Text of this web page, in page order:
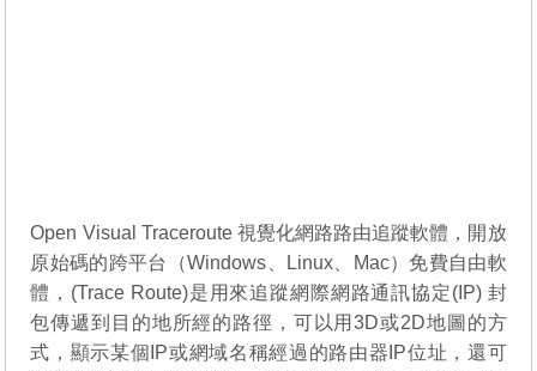
Open Visual Traceroute 視覺化網路路由追蹤軟體，開放
原始碼的跨平台（Windows、Linux、Mac）免費自由軟
體，(Trace Route)是用來追蹤網際網路通訊協定(IP) 封
包傳遞到目的地所經的路徑，可以用3D或2D地圖的方
式，顯示某個IP或網域名稱經過的路由器IP位址，還可